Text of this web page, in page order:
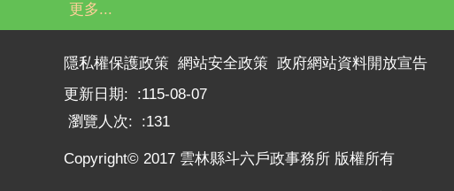
更多...
隱私權保護政策 網站安全政策 政府網站資料開放宣告
更新日期:
115-08-07
瀏覽人次:
131
Copyright© 2017 雲林縣斗六戶政事務所 版權所有